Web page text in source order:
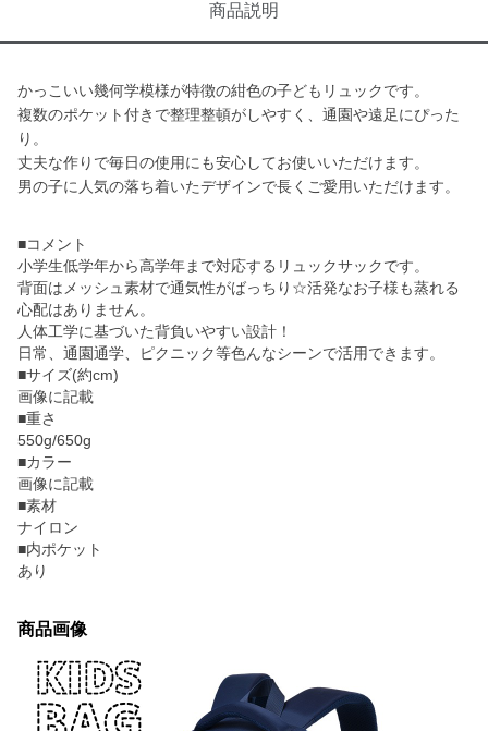
商品説明
かっこいい幾何学模様が特徴の紺色の子どもリュックです。
複数のポケット付きで整理整頓がしやすく、通園や遠足にぴった
り。
丈夫な作りで毎日の使用にも安心してお使いいただけます。
男の子に人気の落ち着いたデザインで長くご愛用いただけます。
■コメント
小学生低学年から高学年まで対応するリュックサックです。
背面はメッシュ素材で通気性がばっちり☆活発なお子様も蒸れる
心配はありません。
人体工学に基づいた背負いやすい設計！
日常、通園通学、ピクニック等色んなシーンで活用できます。
■サイズ(約cm)
画像に記載
■重さ
550g/650g
■カラー
画像に記載
■素材
ナイロン
■内ポケット
あり
商品画像